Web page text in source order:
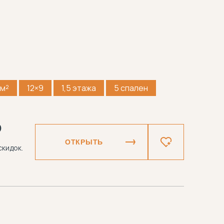
12×9 1,5 этажа 5 спален
ОТКРЫТЬ